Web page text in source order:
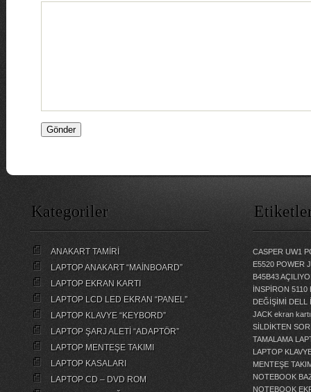
Kategoriler
ANAKART TAMİRİ
LAPTOP ANAKART “MAİNBOARD”
LAPTOP EKRAN KARTI
LAPTOP LCD LED EKRAN “PANEL”
LAPTOP KLAVYE “KEYBORD”
LAPTOP ŞARJ ALETİ “ADAPTÖR”
LAPTOP MENTEŞE TAKIMI
LAPTOP KASALARI
LAPTOP CD – DVD ROM
CASPER UW1
E5520 POWER
B45B43
İNSPİRON
DEĞİŞİMİ
DELL
JACK ekran
SİLDİKTEN
TAMALAMA
LAPTOP
MENTEŞE
NOTEBOOK
NOTEBOOK